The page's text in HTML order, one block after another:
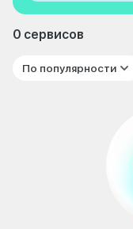
0 сервисов
По популярности